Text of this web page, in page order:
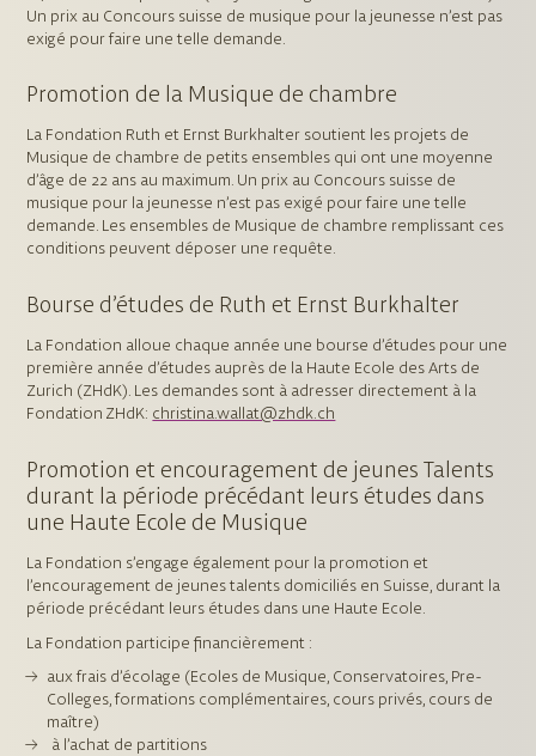
Un prix au Concours suisse de musique pour la jeunesse n’est pas
exigé pour faire une telle demande.
Promotion de la Musique de chambre
La Fondation Ruth et Ernst Burkhalter soutient les projets de
Musique de chambre de petits ensembles qui ont une moyenne
d’âge de 22 ans au maximum. Un prix au Concours suisse de
musique pour la jeunesse n’est pas exigé pour faire une telle
demande. Les ensembles de Musique de chambre remplissant ces
conditions peuvent déposer une requête.
Bourse d’études de Ruth et Ernst Burkhalter
La Fondation alloue chaque année une bourse d’études pour une
première année d’études auprès de la Haute Ecole des Arts de
Zurich (ZHdK). Les demandes sont à adresser directement à la
Fondation ZHdK: christina.wallat@zhdk.ch
Promotion et encouragement de jeunes Talents
durant la période précédant leurs études dans
une Haute Ecole de Musique
La Fondation s’engage également pour la promotion et
l’encouragement de jeunes talents domiciliés en Suisse, durant la
période précédant leurs études dans une Haute Ecole.
La Fondation participe financièrement :
aux frais d’écolage (Ecoles de Musique, Conservatoires, Pre-
Colleges, formations complémentaires, cours privés, cours de
maître)
à l’achat de partitions